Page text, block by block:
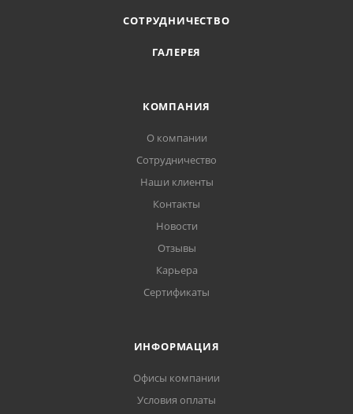
СОТРУДНИЧЕСТВО
ГАЛЕРЕЯ
КОМПАНИЯ
О компании
Сотрудничество
Наши клиенты
Контакты
Новости
Отзывы
Карьера
Сертификаты
ИНФОРМАЦИЯ
Офисы компании
Условия оплаты